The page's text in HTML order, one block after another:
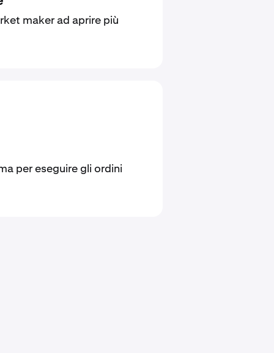
maker ad aprire più
per eseguire gli ordini